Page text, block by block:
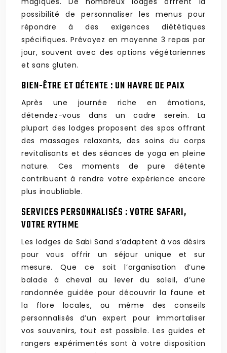
possibilité de personnaliser les menus pour
répondre à des exigences diététiques
spécifiques. Prévoyez en moyenne 3 repas par
jour, souvent avec des options végétariennes
et sans gluten.
BIEN-ÊTRE ET DÉTENTE : UN HAVRE DE PAIX
Après une journée riche en émotions,
détendez-vous dans un cadre serein. La
plupart des lodges proposent des spas offrant
des massages relaxants, des soins du corps
revitalisants et des séances de yoga en pleine
nature. Ces moments de pure détente
contribuent à rendre votre expérience encore
plus inoubliable.
SERVICES PERSONNALISÉS : VOTRE SAFARI,
VOTRE RYTHME
Les lodges de Sabi Sand s’adaptent à vos désirs
pour vous offrir un séjour unique et sur
mesure. Que ce soit l’organisation d’une
balade à cheval au lever du soleil, d’une
randonnée guidée pour découvrir la faune et
la flore locales, ou même des conseils
personnalisés d’un expert pour immortaliser
vos souvenirs, tout est possible. Les guides et
rangers expérimentés sont à votre disposition